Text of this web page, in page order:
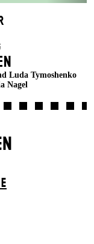
Luda Tymoshenko
Nagel